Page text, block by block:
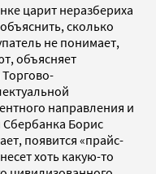
царит неразбериха
сколько
не понимает,
объясняет
Торгово-
направления и
Сбербанка Борис
появится «прайс-
хоть какую-то